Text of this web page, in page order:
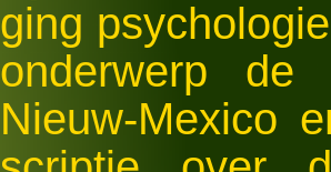
ging
onderwerp de
Nieuw-Mexico